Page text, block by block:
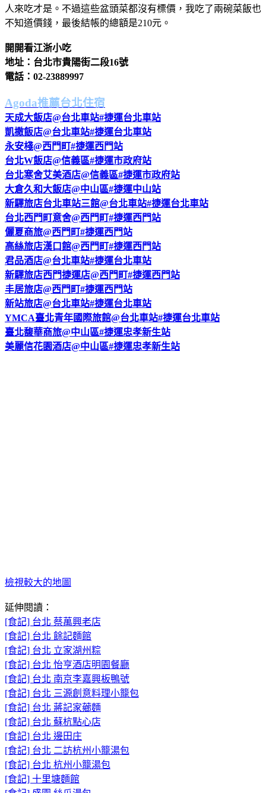
人來吃才是。不過這些盆頭菜都沒有標價，我吃了兩碗菜飯也
不知道價錢，最後結帳的總額是210元。
開開看江浙小吃
地址：台北市貴陽街二段16號
電話：02-23889997
Agoda推薦台北住宿
天成大飯店@台北車站#捷運台北車站
凱撒飯店@台北車站#捷運台北車站
永安棧@西門町#捷運西門站
台北W飯店@信義區#捷運市政府站
台北寒舍艾美酒店@信義區#捷運市政府站
大倉久和大飯店@中山區#捷運中山站
新驛旅店台北車站三館@台北車站#捷運台北車站
台北西門町意舍@西門町#捷運西門站
儷夏商旅@西門町#捷運西門站
高絲旅店漢口館@西門町#捷運西門站
君品酒店@台北車站#捷運台北車站
新驛旅店西門捷運店@西門町#捷運西門站
丰居旅店@西門町#捷運西門站
新站旅店@台北車站#捷運台北車站
YMCA臺北青年國際旅館@台北車站#捷運台北車站
臺北馥華商旅@中山區#捷運忠孝新生站
美麗信花園酒店@中山區#捷運忠孝新生站
檢視較大的地圖
延伸閱讀：
[食記] 台北 蔡萬興老店
[食記] 台北 餘記麵館
[食記] 台北 立家湖州粽
[食記] 台北 怡亨酒店明園餐廳
[食記] 台北 南京李嘉興板鴨號
[食記] 台北 三源創意料理小籠包
[食記] 台北 蔣記家薌麵
[食記] 台北 蘇杭點心店
[食記] 台北 邊田庄
[食記] 台北 二訪杭州小籠湯包
[食記] 台北 杭州小籠湯包
[食記] 十里塘麵館